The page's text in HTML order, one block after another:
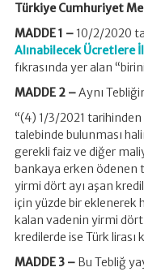
Türkiye Cumhuriyet
MADDE 1 – 10/2/2020
Alınabilecek Ücretlere
fıkrasında yer alan
MADDE 2 –Aynı
“(4) 1/3/2021
talebinde bulunması
gerekli faiz ve diğer
bankaya erken ödenen
yirmi dört ayı aşan
için yüzde bir eklenerek
kalan vadenin yirmi dört
kredilerde ise Türk lirası
MADDE 3 – Bu Tebliğ